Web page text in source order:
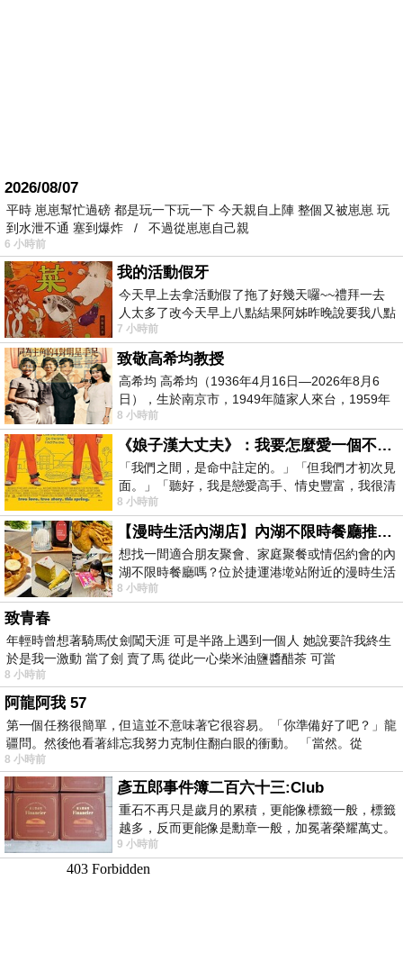
2026/08/07
平時 崽崽幫忙過磅 都是玩一下玩一下 今天親自上陣 整個又被崽崽 玩
到水泄不通 塞到爆炸 / 不過從崽崽自己親
6 小時前
我的活動假牙
今天早上去拿活動假了拖了好幾天囉~~禮拜一去
人太多了改今天早上八點結果阿姊昨晚說要我八點
去西螺農會~回到莿桐都8點半多了
7 小時前
致敬高希均教授
高希均 高希均（1936年4月16日—2026年8月6
日），生於南京市，1949年隨家人來台，1959年
赴美深造並取得經濟發展博士學位。曾任
8 小時前
《娘子漢大丈夫》：我要怎麼愛一個不存在的人？
「我們之間，是命中註定的。」「但我們才初次見
面。」「聽好，我是戀愛高手、情史豐富，我很清
楚這種感覺，你我之間的那種感覺，現
8 小時前
【漫時生活內湖店】內湖不限時餐廳推薦｜捷運港墘站美食，聚餐、約會、家庭聚會首選，正餐甜點一次滿足
想找一間適合朋友聚會、家庭聚餐或情侶約會的內
湖不限時餐廳嗎？位於捷運港墘站附近的漫時生活
內湖店，從捷運站步行約4分鐘即可抵
8 小時前
致青春
年輕時曾想著騎馬仗劍闖天涯 可是半路上遇到一個人 她說要許我終生
於是我一激動 當了劍 賣了馬 從此一心柴米油鹽醬醋茶 可當
8 小時前
阿龍阿我 57
第一個任務很簡單，但這並不意味著它很容易。「你準備好了吧？」龍
疆問。然後他看著緋忘我努力克制住翻白眼的衝動。 「當然。從
8 小時前
彥五郎事件簿二百六十三:Club
重石不再只是歲月的累積，更能像標籤一般，標籤
越多，反而更能像是勳章一般，加冕著榮耀萬丈。
習慣一如縱容，成了再難輕輕放下的罪證
9 小時前